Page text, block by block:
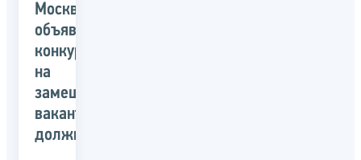
Москве
объявлен
конкурс
на
замещение
вакантных
должностей